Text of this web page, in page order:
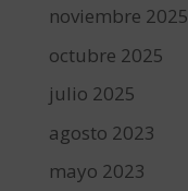
noviembre 2025
octubre 2025
julio 2025
agosto 2023
mayo 2023